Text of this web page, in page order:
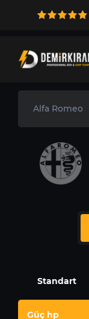
Alfa Romeo
Standart
Güç hp